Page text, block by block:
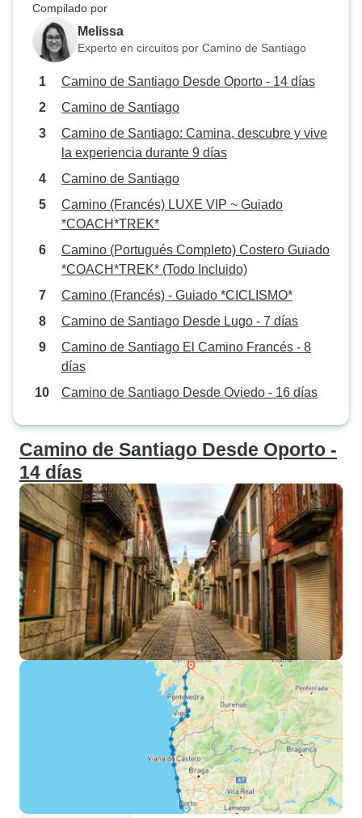
Compilado por
Melissa
Experto en circuitos por Camino de Santiago
Camino de Santiago Desde Oporto - 14 días
Camino de Santiago
Camino de Santiago: Camina, descubre y vive
la experiencia durante 9 días
Camino de Santiago
Camino (Francés) LUXE VIP ~ Guiado
*COACH*TREK*
Camino (Portugués Completo) Costero Guiado
*COACH*TREK* (Todo Incluido)
Camino (Francés) - Guiado *CICLISMO*
Camino de Santiago Desde Lugo - 7 días
Camino de Santiago El Camino Francés - 8
días
Camino de Santiago Desde Oviedo - 16 días
Camino de Santiago Desde Oporto -
14 días